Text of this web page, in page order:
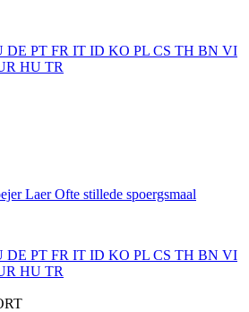
DE PT FR IT ID KO PL CS TH BN VI
HU TR
LaerOfte stillede spoergsmaal
DE PT FR IT ID KO PL CS TH BN VI
HU TR